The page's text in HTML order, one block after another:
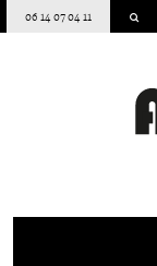
06 14 07 04 11